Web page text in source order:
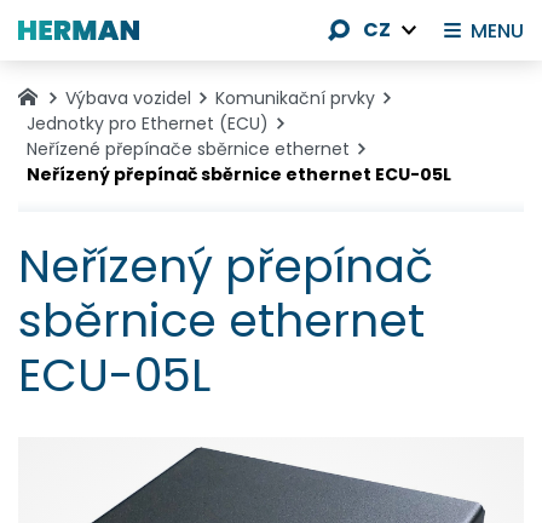
Výbava vozidel
Komunikační prvky
Jednotky pro Ethernet (ECU)
Neřízené přepínače sběrnice ethernet
Neřízený přepínač sběrnice ethernet ECU-05L
Neřízený přepínač
sběrnice ethernet
ECU-05L
MENU
CZ